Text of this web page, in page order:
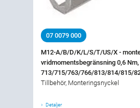
07 0079 000
M12-A/B/D/K/L/S/T/US/X -
vridmomentsbegränsning 0,6
713/715/763/766/813/814/815/
Tillbehör, Monteringsnyckel
Detaljer